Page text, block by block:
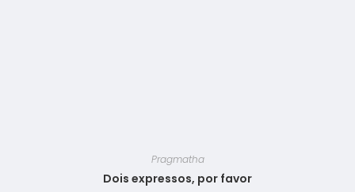
Pragmatha
Dois expressos, por favor